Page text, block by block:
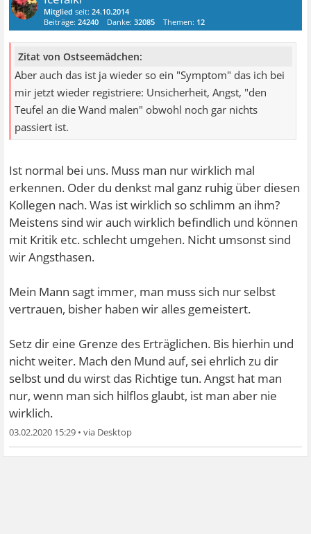
Mitglied seit:24.10.2014
Beiträge:24240 Danke:32085 Themen: 12
Zitat von Ostseemädchen:
Aber auch das ist ja wieder so ein "Symptom" das ich bei
mir jetzt wieder registriere: Unsicherheit, Angst, "den
Teufel an die Wand malen" obwohl noch gar nichts
passiert ist.
Ist normal bei uns. Muss man nur wirklich mal
erkennen. Oder du denkst mal ganz ruhig über diesen
Kollegen nach. Was ist wirklich so schlimm an ihm?
Meistens sind wir auch wirklich befindlich und können
mit Kritik etc. schlecht umgehen. Nicht umsonst sind
wir Angsthasen.
Mein Mann sagt immer, man muss sich nur selbst
vertrauen, bisher haben wir alles gemeistert.
Setz dir eine Grenze des Erträglichen. Bis hierhin und
nicht weiter. Mach den Mund auf, sei ehrlich zu dir
selbst und du wirst das Richtige tun. Angst hat man
nur, wenn man sich hilflos glaubt, ist man aber nie
wirklich.
03.02.2020 15:29 •